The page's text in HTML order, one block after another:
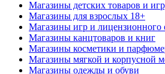
Магазины детских товаров и
Магазины для взрослых 18+
Магазины игр и лицензионного
Магазины канцтоваров и книг
Магазины косметики и
Магазины мягкой и корпусной
Магазины одежды и обуви